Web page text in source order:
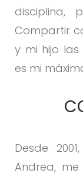
disciplina,
Compartir
y mi hijo las
es mi
Desde
Andrea,